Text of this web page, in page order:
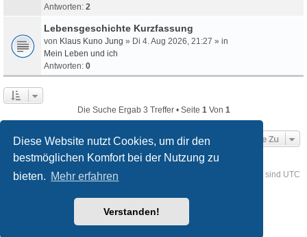
Diese Website nutzt Cookies, um dir den
bestmöglichen Komfort bei der Nutzung zu
bieten. Mehr erfahren
Verstanden!
Antworten: 2
Lebensgeschichte Kurzfassung
von Klaus Kuno Jung » Di 4. Aug 2026, 21:27 » in
Mein Leben und ich
Antworten: 0
Die Suche Ergab 3 Treffer • Seite 1 Von 1
Gehe Zu
Foren-Übersicht Kontakt Alle Zeiten sind UTC
® Forum Software © phpBB Limited
phpBB.de
created by INVENTEA & v12mike